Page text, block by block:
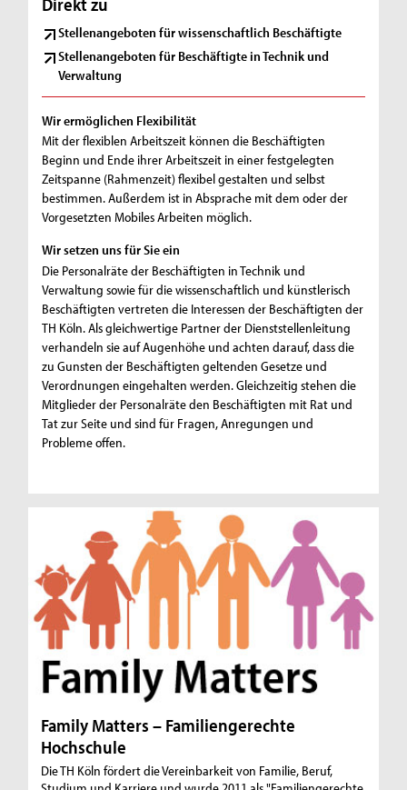
Stellenangeboten für wissenschaftlich Beschäftigte
Stellenangeboten für Beschäftigte in Technik und
Verwaltung
Wir ermöglichen Flexibilität
Mit der flexiblen Arbeitszeit können die Beschäftigten
Beginn und Ende ihrer Arbeitszeit in einer festgelegten
Zeitspanne (Rahmenzeit) flexibel gestalten und selbst
bestimmen. Außerdem ist in Absprache mit dem oder der
Vorgesetzten Mobiles Arbeiten möglich.
Wir setzen uns für Sie ein
Die Personalräte der Beschäftigten in Technik und
Verwaltung sowie für die wissenschaftlich und künstlerisch
Beschäftigten vertreten die Interessen der Beschäftigten der
TH Köln. Als gleichwertige Partner der Dienststellenleitung
verhandeln sie auf Augenhöhe und achten darauf, dass die
zu Gunsten der Beschäftigten geltenden Gesetze und
Verordnungen eingehalten werden. Gleichzeitig stehen die
Mitglieder der Personalräte den Beschäftigten mit Rat und
Tat zur Seite und sind für Fragen, Anregungen und
Probleme offen.
Family Matters – Familiengerechte
Hochschule
Die TH Köln fördert die Vereinbarkeit von Familie, Beruf,